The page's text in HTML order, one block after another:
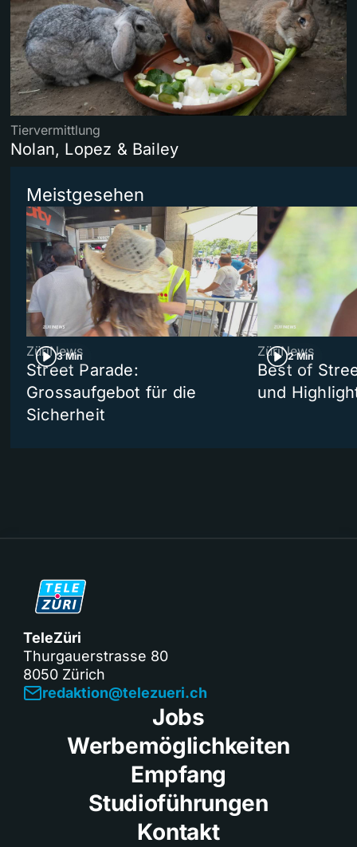
Tiervermittlung
Nolan, Lopez & Bailey
Meistgesehen
3 Min
ZüriNews
Street Parade:
Grossaufgebot für die
Sicherheit
2 Min
ZüriNews
Best of
und
TeleZüri
Thurgauerstrasse 80
8050 Zürich
redaktion@telezueri.ch
Jobs
Werbemöglichkeiten
Empfang
Studioführungen
Kontakt